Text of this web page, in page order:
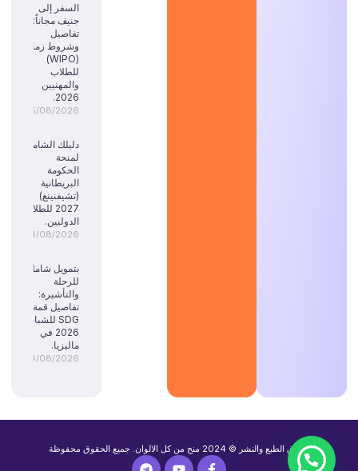
السفر إلى
جنيف مجاناً:
تفاصيل
وشروط زمالة
(WIPO)
للطلاب
والمهنيين
2026.
05/08/2026
دليلك الشامل
لمنحة
الحكومة
البريطانية
(تشيفنينغ)
2027 للطلاب
الدوليين.
04/08/2026
بتمويل شامل
للرحلة
والتأشيرة:
تفاصيل قمة
SDG للشباب
2026 في
ماليزيا.
04/08/2026
حقوق الطبع والنشر © 2024 منح من كل الالوان. جميع الحقوق محفوظة